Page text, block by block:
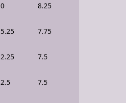
0 8.25
5.25 7.75
2.25 7.5
2.5 7.5